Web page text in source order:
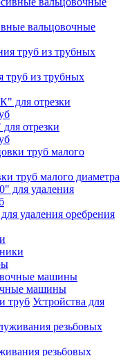
вальцовочные
труб из трубных
отрезки
труб малого диаметра
удаления оребрения
машины
Устройства для
резьбовых